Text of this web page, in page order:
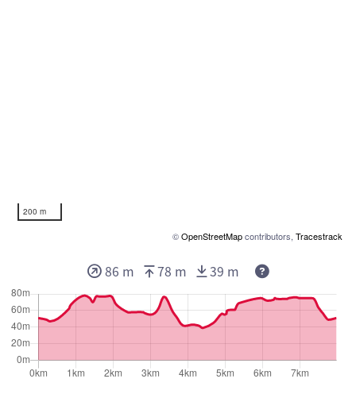
200 m
©OpenStreetMapcontributors, Tracestrack
86 m 78 m 39 m Deze